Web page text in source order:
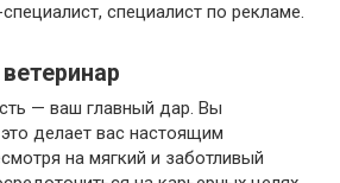
специалист по рекламе.
— ваш главный дар. Вы
делает вас настоящим
на мягкий и заботливый